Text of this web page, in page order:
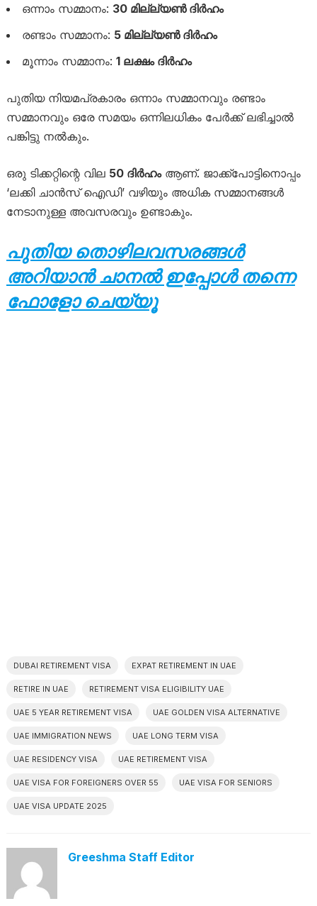
ഒന്നാം സമ്മാനം: 30 മില്ല്യൺ ദിർഹം
രണ്ടാം സമ്മാനം: 5 മില്ല്യൺ ദിർഹം
മൂന്നാം സമ്മാനം: 1 ലക്ഷം ദിർഹം
പുതിയ നിയമപ്രകാരം ഒന്നാം സമ്മാനവും രണ്ടാം
സമ്മാനവും ഒരേ സമയം ഒന്നിലധികം പേർക്ക് ലഭിച്ചാൽ
പങ്കിട്ടു നൽകും.
ഒരു ടിക്കറ്റിന്റെ വില 50 ദിർഹംആണ്. ജാക്ക്‌പോട്ടിനൊപ്പം
‘ലക്കി ചാൻസ് ഐഡി’ വഴിയും അധിക സമ്മാനങ്ങൾ
നേടാനുള്ള അവസരവും ഉണ്ടാകും.
പുതിയ തൊഴിലവസരങ്ങൾ
അറിയാൻ ചാനൽ ഇപ്പോൾ തന്നെ
ഫോളോ ചെയ്യൂ
DUBAI RETIREMENT VISA EXPAT RETIREMENT IN UAE
RETIRE IN UAE RETIREMENT VISA ELIGIBILITY UAE
UAE 5 YEAR RETIREMENT VISA UAE GOLDEN VISA ALTERNATIVE
UAE IMMIGRATION NEWS UAE LONG TERM VISA
UAE RESIDENCY VISA UAE RETIREMENT VISA
UAE VISA FOR FOREIGNERS OVER 55 UAE VISA FOR SENIORS
UAE VISA UPDATE 2025
Greeshma Staff Editor